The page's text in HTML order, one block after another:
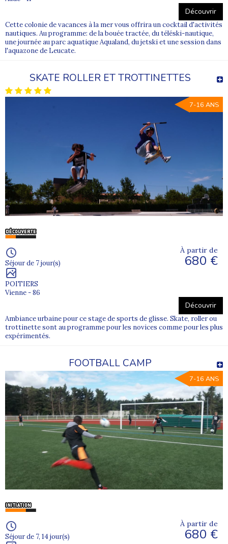
Découvrir
Cette colonie de vacances à la mer vous offrira un cocktail d'activités
nautiques. Au programme: de la bouée tractée, du téléski-nautique,
une journée au parc aquatique Aqualand, du jetski et une session dans
l'aquazone de Leucate.
SKATE ROLLER ET TROTTINETTES
7-16 ANS
Séjour de 7 jour(s)
POITIERS
Vienne - 86
À partir de
680 €
Découvrir
Ambiance urbaine pour ce stage de sports de glisse. Skate, roller ou
trottinette sont au programme pour les novices comme pour les plus
expérimentés.
FOOTBALL CAMP
7-16 ANS
Séjour de 7, 14 jour(s)
À partir de
680 €